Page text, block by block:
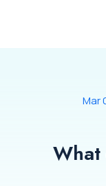
Mar